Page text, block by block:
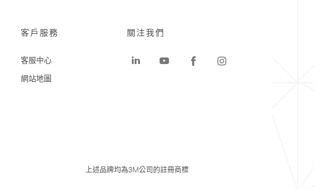
客戶服務
客服中心
網站地圖
關注我們
上述品牌均為3M公司的註冊商標